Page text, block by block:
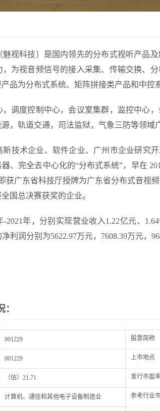
视科技）是国内领先的分布式视听产品
为视音频信号的接入采集、传输交换、
品为分布式系统、矩阵拼接类产品和中控
调度控制中心，会议室集群，监控中心
，轨道交通，司法监狱，气象三防等领域
技术企业、软件企业、广州市企业研究
、完全去中心化的“分布式系统”，早在
获广东省科技厅授牌为广东省分布式音视
国总决赛获奖的企业。
2021年，分别实现营业收入1.22亿元、
利润分别为5622.97万元，7608.39万元，
001229 股票简称
001229 上市地点
（估） 21.71 发行市盈
计算机、通信和其他电子设备制造业 参考行业